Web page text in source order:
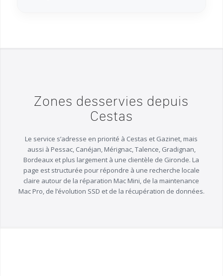
Zones desservies depuis
Cestas
Le service s’adresse en priorité à Cestas et Gazinet, mais
aussi à Pessac, Canéjan, Mérignac, Talence, Gradignan,
Bordeaux et plus largement à une clientèle de Gironde. La
page est structurée pour répondre à une recherche locale
claire autour de la réparation Mac Mini, de la maintenance
Mac Pro, de l’évolution SSD et de la récupération de données.